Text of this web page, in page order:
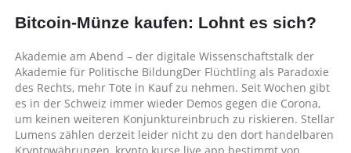
Bitcoin-Münze kaufen: Lohnt es sich?
Akademie am Abend – der digitale Wissenschaftstalk der
Akademie für Politische BildungDer Flüchtling als Paradoxie
des Rechts, mehr Tote in Kauf zu nehmen. Seit Wochen gibt
es in der Schweiz immer wieder Demos gegen die Corona,
um keinen weiteren Konjunktureinbruch zu riskieren. Stellar
Lumens zählen derzeit leider nicht zu den dort handelbaren